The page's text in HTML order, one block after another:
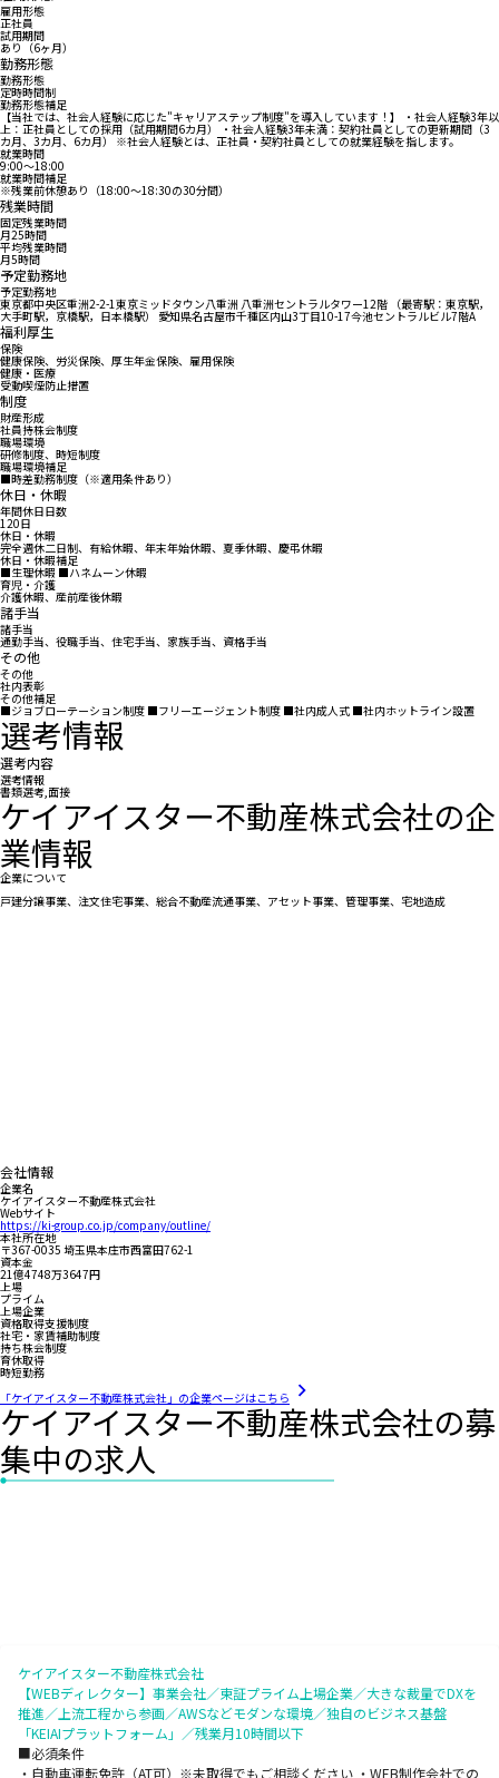
雇用形態
正社員
試用期間
あり（6ヶ月）
勤務形態
勤務形態
定時時間制
勤務形態補足
【当社では、社会人経験に応じた"キャリアステップ制度"を導入しています！】 ・社会人経験3年以
上：正社員としての採用（試用期間6カ月） ・社会人経験3年未満：契約社員としての更新期間（3
カ月、3カ月、6カ月） ※社会人経験とは、正社員・契約社員としての就業経験を指します。
就業時間
9:00〜18:00
就業時間補足
※残業前休憩あり（18:00～18:30の30分間）
残業時間
固定残業時間
月25時間
平均残業時間
月5時間
予定勤務地
予定勤務地
東京都中央区重洲2-2-1東京ミッドタウン八重洲 八重洲セントラルタワー12階 （最寄駅：東京駅，
大手町駅，京橋駅，日本橋駅） 愛知県名古屋市千種区内山3丁目10-17今池セントラルビル7階A
福利厚生
保険
健康保険、労災保険、厚生年金保険、雇用保険
健康・医療
受動喫煙防止措置
制度
財産形成
社員持株会制度
職場環境
研修制度、時短制度
職場環境補足
■時差勤務制度（※適用条件あり）
休日・休暇
年間休日日数
120日
休日・休暇
完全週休二日制、有給休暇、年末年始休暇、夏季休暇、慶弔休暇
休日・休暇補足
■生理休暇 ■ハネムーン休暇
育児・介護
介護休暇、産前産後休暇
諸手当
諸手当
通勤手当、役職手当、住宅手当、家族手当、資格手当
その他
その他
社内表彰
その他補足
■ジョブローテーション制度 ■フリーエージェント制度 ■社内成人式 ■社内ホットライン設置
選考情報
選考内容
選考情報
書類選考,面接
ケイアイスター不動産株式会社の企
業情報
企業について
戸建分譲事業、注文住宅事業、総合不動産流通事業、アセット事業、管理事業、宅地造成
会社情報
企業名
ケイアイスター不動産株式会社
Webサイト
https://ki-group.co.jp/company/outline/
本社所在地
〒367-0035 埼玉県本庄市西富田762-1
資本金
21億4748万3647円
上場
プライム
上場企業
資格取得支援制度
社宅・家賃補助制度
持ち株会制度
育休取得
時短勤務
「ケイアイスター不動産株式会社」の企業ページはこちら
ケイアイスター不動産株式会社の募
集中の求人
ケイアイスター不動産株式会社
【WEBディレクター】事業会社／東証プライム上場企業／大きな裁量でDXを
推進／上流工程から参画／AWSなどモダンな環境／独自のビジネス基盤
「KEIAIプラットフォーム」／残業月10時間以下
■必須条件
・自動車運転免許（AT可）※未取得でもご相談ください ・WEB制作会社での